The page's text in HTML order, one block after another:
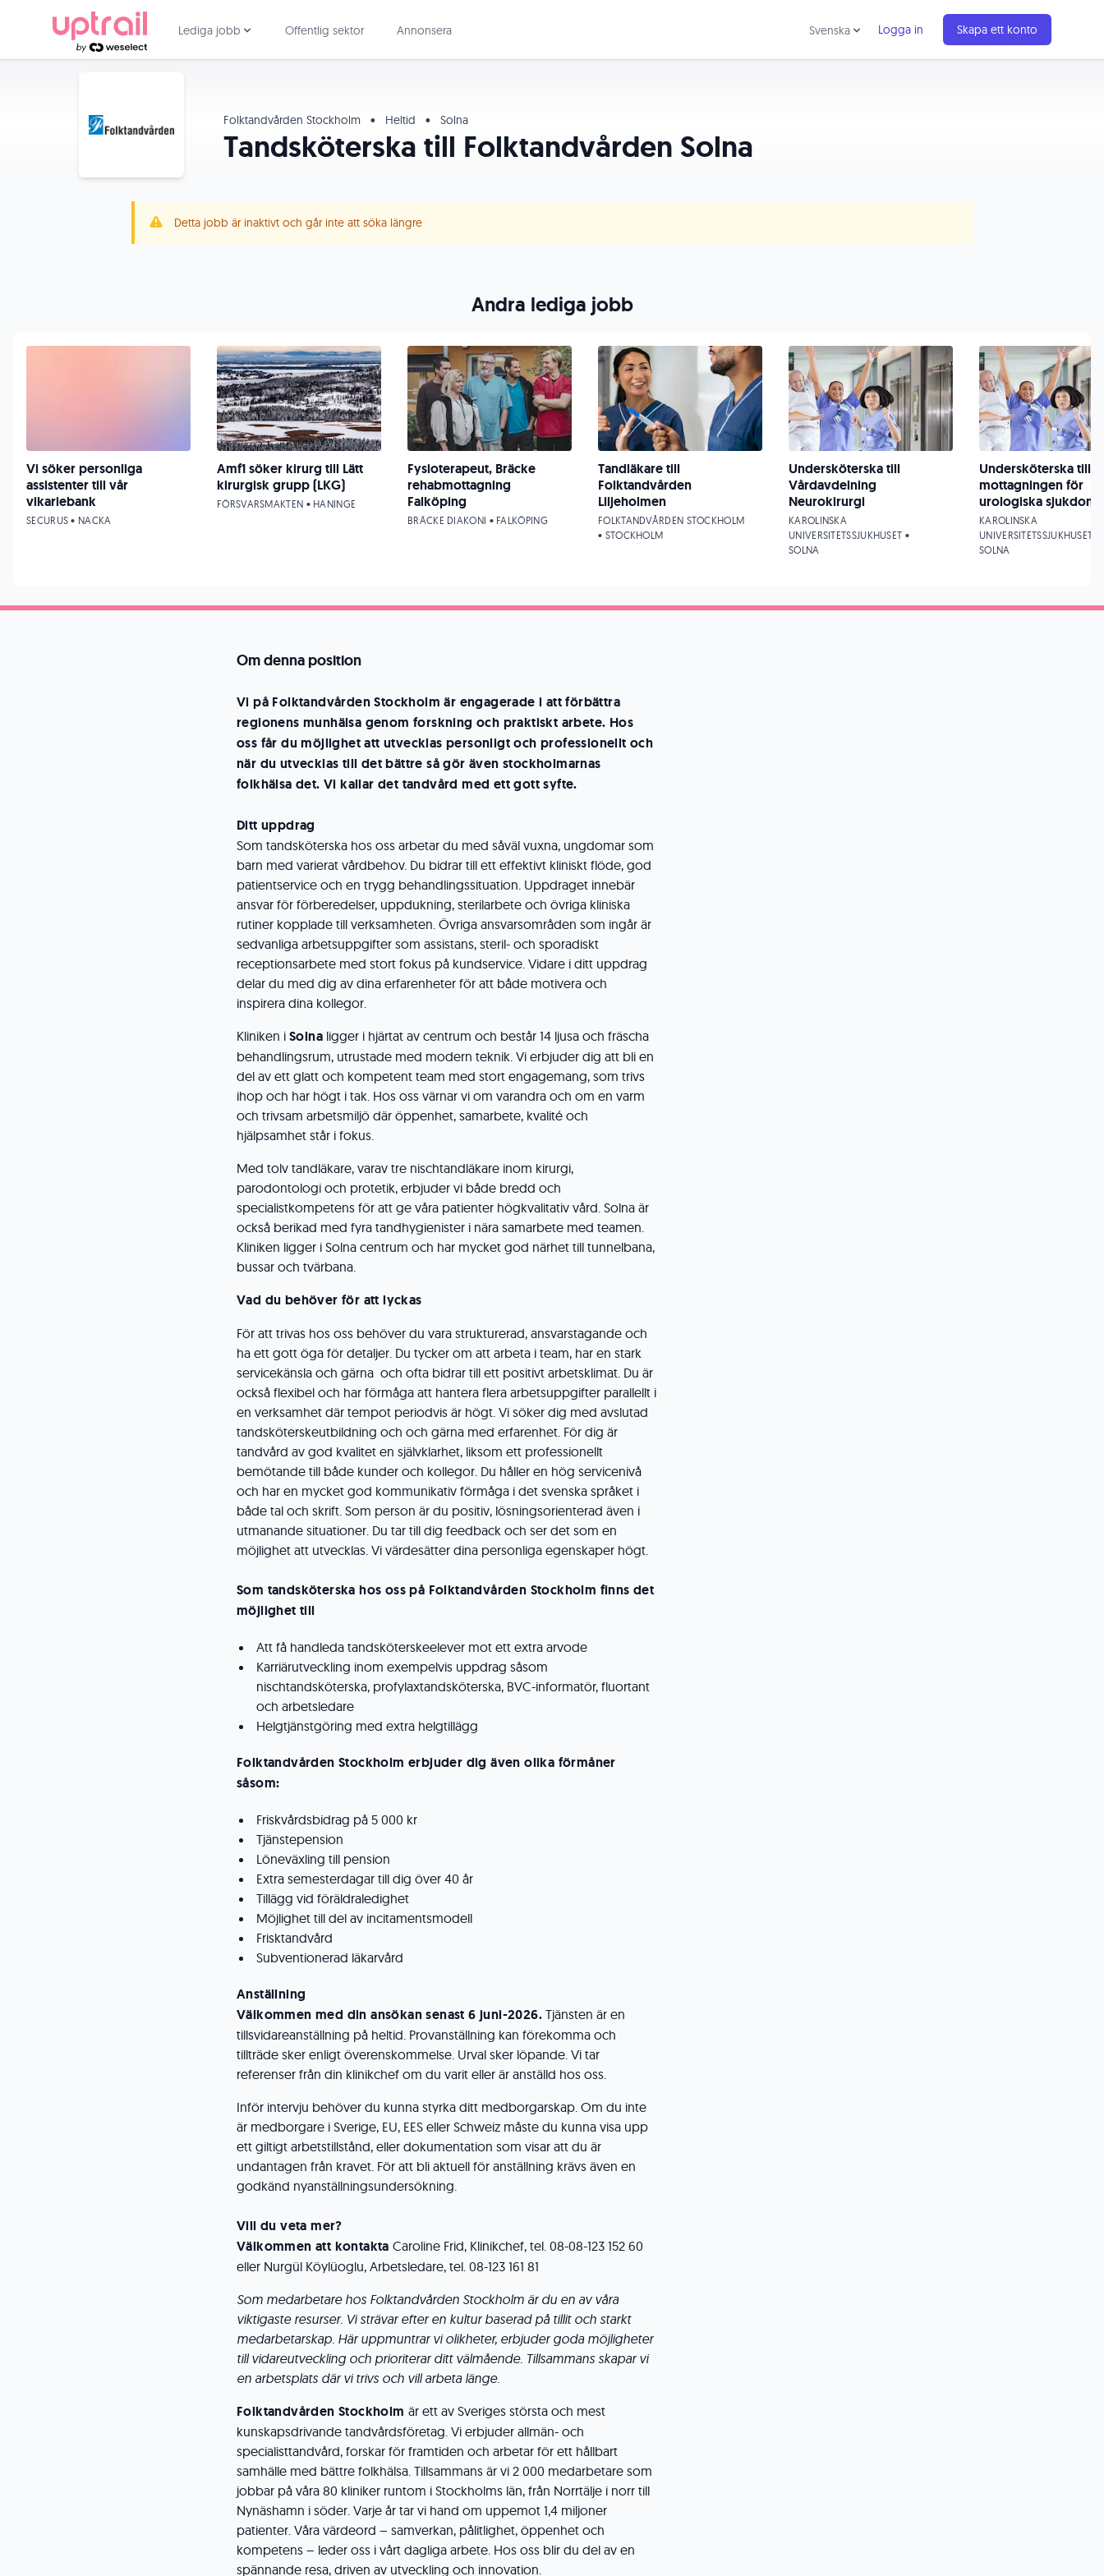
Lediga jobb Offentlig sektor Annonsera Svenska Logga in Skapa ett konto
Folktandvården Stockholm • Heltid • Solna
Tandsköterska till Folktandvården Solna
Detta jobb är inaktivt och går inte att söka längre
Om denna position
Vi på Folktandvården Stockholm är engagerade i att förbättra
regionens munhälsa genom forskning och praktiskt arbete. Hos
oss får du möjlighet att utvecklas personligt och professionellt och
när du utvecklas till det bättre så gör även stockholmarnas
folkhälsa det. Vi kallar det tandvård med ett gott syfte.
Ditt uppdrag
Som tandsköterska hos oss arbetar du med såväl vuxna, ungdomar som
barn med varierat vårdbehov. Du bidrar till ett effektivt kliniskt flöde, god
patientservice och en trygg behandlingssituation. Uppdraget innebär
ansvar för förberedelser, uppdukning, sterilarbete och övriga kliniska
rutiner kopplade till verksamheten. Övriga ansvarsområden som ingår är
sedvanliga arbetsuppgifter som assistans, steril- och sporadiskt
receptionsarbete med stort fokus på kundservice. Vidare i ditt uppdrag
delar du med dig av dina erfarenheter för att både motivera och
inspirera dina kollegor.
Kliniken i Solna ligger i hjärtat av centrum och består 14 ljusa och fräscha
behandlingsrum, utrustade med modern teknik. Vi erbjuder dig att bli en
del av ett glatt och kompetent team med stort engagemang, som trivs
ihop och har högt i tak. Hos oss värnar vi om varandra och om en varm
och trivsam arbetsmiljö där öppenhet, samarbete, kvalité och
hjälpsamhet står i fokus.
Med tolv tandläkare, varav tre nischtandläkare inom kirurgi,
parodontologi och protetik, erbjuder vi både bredd och
specialistkompetens för att ge våra patienter högkvalitativ vård. Solna är
också berikad med fyra tandhygienister i nära samarbete med teamen.
Kliniken ligger i Solna centrum och har mycket god närhet till tunnelbana,
bussar och tvärbana.
Vad du behöver för att lyckas
För att trivas hos oss behöver du vara strukturerad, ansvarstagande och
ha ett gott öga för detaljer. Du tycker om att arbeta i team, har en stark
servicekänsla och gärna och ofta bidrar till ett positivt arbetsklimat. Du är
också flexibel och har förmåga att hantera flera arbetsuppgifter parallellt i
en verksamhet där tempot periodvis är högt. Vi söker dig med avslutad
tandsköterskeutbildning och och gärna med erfarenhet. För dig är
tandvård av god kvalitet en självklarhet, liksom ett professionellt
bemötande till både kunder och kollegor. Du håller en hög servicenivå
och har en mycket god kommunikativ förmåga i det svenska språket i
både tal och skrift. Som person är du positiv, lösningsorienterad även i
utmanande situationer. Du tar till dig feedback och ser det som en
möjlighet att utvecklas. Vi värdesätter dina personliga egenskaper högt.
Som tandsköterska hos oss på Folktandvården Stockholm finns det
möjlighet till
Att få handleda tandsköterskeelever mot ett extra arvode
Karriärutveckling inom exempelvis uppdrag såsom
nischtandsköterska, profylaxtandsköterska, BVC-informatör, fluortant
och arbetsledare
Helgtjänstgöring med extra helgtillägg
Folktandvården Stockholm erbjuder dig även olika förmåner
såsom:
Friskvårdsbidrag på 5 000 kr
Tjänstepension
Löneväxling till pension
Extra semesterdagar till dig över 40 år
Tillägg vid föräldraledighet
Möjlighet till del av incitamentsmodell
Frisktandvård
Subventionerad läkarvård
Anställning
Välkommen med din ansökan senast 6 juni-2026. Tjänsten är en
tillsvidareanställning på heltid. Provanställning kan förekomma och
tillträde sker enligt överenskommelse. Urval sker löpande. Vi tar
referenser från din klinikchef om du varit eller är anställd hos oss.
Inför intervju behöver du kunna styrka ditt medborgarskap. Om du inte
är medborgare i Sverige, EU, EES eller Schweiz måste du kunna visa upp
ett giltigt arbetstillstånd, eller dokumentation som visar att du är
undantagen från kravet. För att bli aktuell för anställning krävs även en
godkänd nyanställningsundersökning.
Vill du veta mer?
Välkommen att kontaktaCaroline Frid, Klinikchef, tel. 08-08-123 152 60
eller Nurgül Köylüoglu, Arbetsledare, tel. 08-123 161 81
Som medarbetare hos Folktandvården Stockholm är du en av våra
viktigaste resurser. Vi strävar efter en kultur baserad på tillit och starkt
medarbetarskap. Här uppmuntrar vi olikheter, erbjuder goda möjligheter
till vidareutveckling och prioriterar ditt välmående. Tillsammans skapar vi
en arbetsplats där vi trivs och vill arbeta länge.
Folktandvården Stockholm är ett av Sveriges största och mest
kunskapsdrivande tandvårdsföretag. Vi erbjuder allmän- och
specialisttandvård, forskar för framtiden och arbetar för ett hållbart
samhälle med bättre folkhälsa. Tillsammans är vi 2 000 medarbetare som
jobbar på våra 80 kliniker runtom i Stockholms län, från Norrtälje i norr till
Nynäshamn i söder. Varje år tar vi hand om uppemot 1,4 miljoner
patienter. Våra värdeord – samverkan, pålitlighet, öppenhet och
kompetens – leder oss i vårt dagliga arbete. Hos oss blir du del av en
spännande resa, driven av utveckling och innovation.
Andra lediga jobb
Vi söker personliga
assistenter till vår
vikariebank
SECURUS • NACKA
Amf1 söker kirurg till Lätt
kirurgisk grupp (LKG)
FÖRSVARSMAKTEN • HANINGE
Fysioterapeut, Bräcke
rehabmottagning
Falköping
BRÄCKE DIAKONI • FALKÖPING
Tandläkare till
Folktandvården
Liljeholmen
FOLKTANDVÅRDEN STOCKHOLM
• STOCKHOLM
Undersköterska till
Vårdavdelning
Neurokirurgi
KAROLINSKA
UNIVERSITETSSJUKHUSET •
SOLNA
Undersköterska till
mottagningen för
urologiska
KAROLINSKA
UNIVERSITETSSJUKHUSET •
SOLNA